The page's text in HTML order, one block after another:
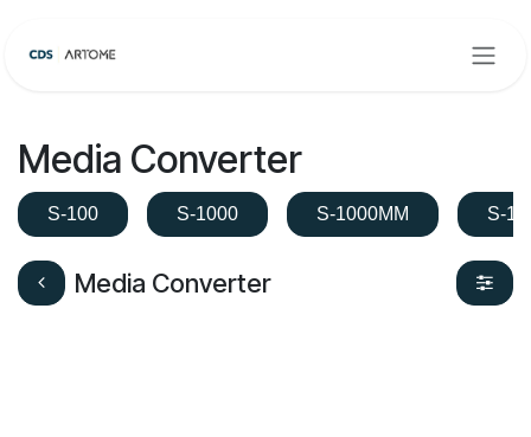
Media Converter
S-100 S-1000 S-1000MM S-
Media Converter